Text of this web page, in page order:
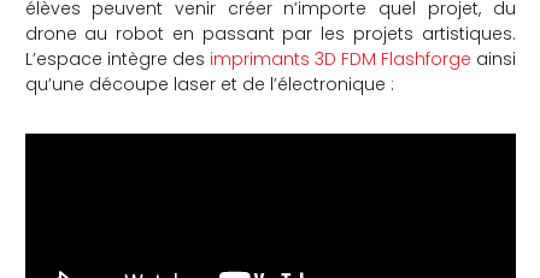
élèves peuvent venir créer n’importe quel projet, du
drone au robot en passant par les projets artistiques.
L’espace intègre des imprimants 3D FDM Flashforge ainsi
qu’une découpe laser et de l’électronique :